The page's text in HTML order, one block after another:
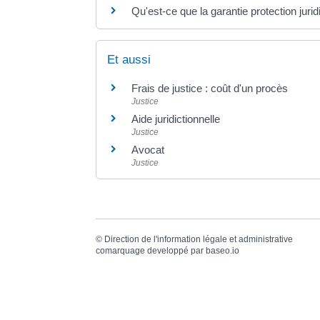
Qu'est-ce que la garantie protection
Et aussi
Frais de justice : coût d'un procès
Justice
Aide juridictionnelle
Justice
Avocat
Justice
© Direction de l'information légale et administrative
comarquage developpé par baseo.io